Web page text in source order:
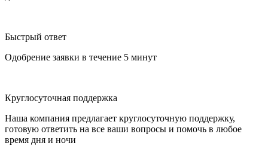
Быстрый ответ
Одобрение заявки в течение 5 минут
Круглосуточная поддержка
Наша компания предлагает круглосуточную поддержку,
готовую ответить на все ваши вопросы и помочь в любое
время дня и ночи